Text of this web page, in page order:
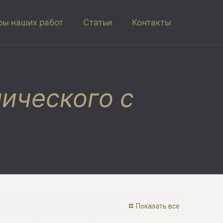
наших работ Статьи Контакты
с
Показать все